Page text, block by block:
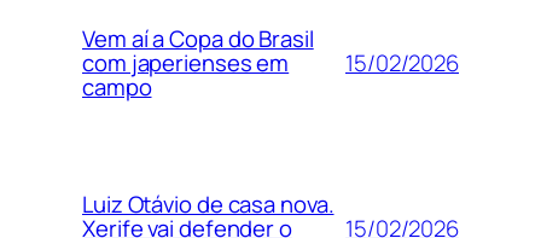
Vem aí a Copa do Brasil
com japerienses em
campo
15/02/2026
Luiz Otávio de casa nova.
Xerife vai defender o 15/02/2026